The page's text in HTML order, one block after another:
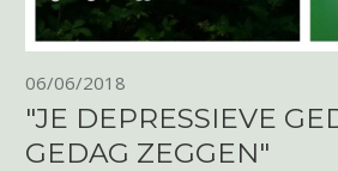
06/06/2018
"JE DEPRESSIEVE
GEDAG ZEGGEN"